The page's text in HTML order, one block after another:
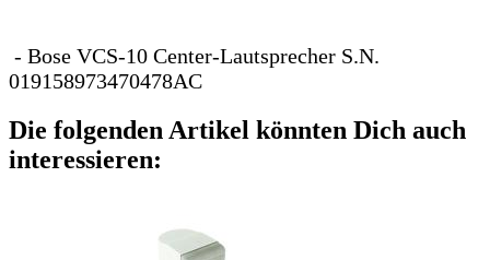
- Bose VCS-10 Center-Lautsprecher S.N.
019158973470478AC
Die folgenden Artikel könnten Dich auch
interessieren: